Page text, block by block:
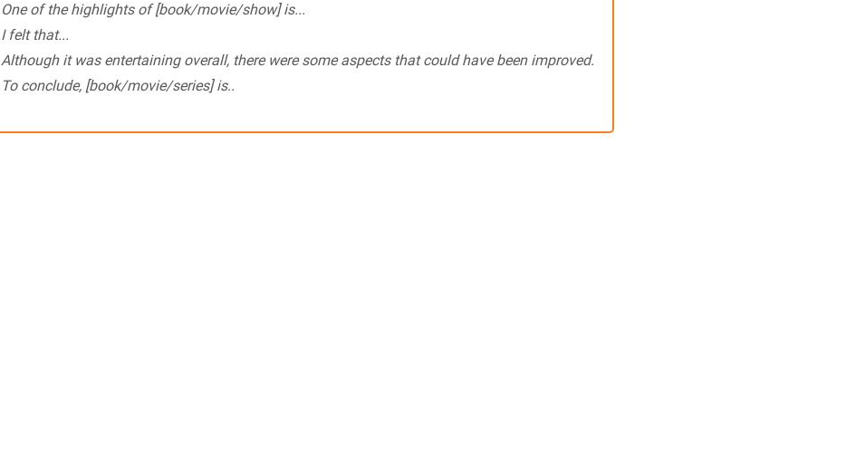
One of the highlights of [book/movie/show] is...
I felt that...
Although it was entertaining overall, there were some aspects that could have been improved.
To conclude, [book/movie/series] is..